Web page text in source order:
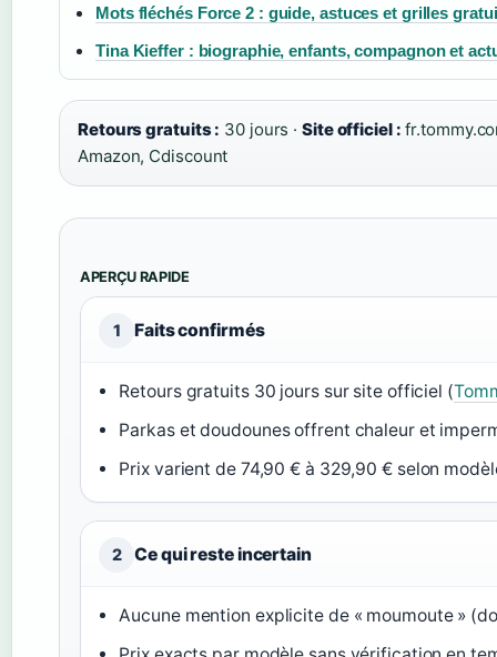
Mots fléchés Force 2 : guide, astuces et grilles
Tina Kieffer : biographie, enfants, compagnon et
Retours gratuits : 30 jours ·Site officiel :
Amazon, Cdiscount
APERÇU RAPIDE
1 Faits confirmés
Retours gratuits 30 jours sur site officiel (
Parkas et doudounes offrent chaleur et
Prix varient de 74,90 € à 329,90 € selon
2 Ce qui reste incertain
Aucune mention explicite de « moumoute »